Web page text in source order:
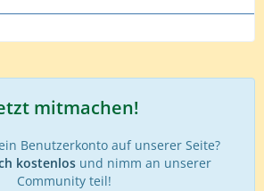
mitmachen!
Benutzerkonto auf unserer Seite?
kostenlos und nimm an unserer
Community teil!